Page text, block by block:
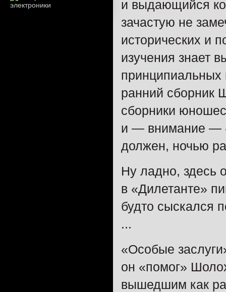
и выдающийся
зачастую не
исторических и
изучения знает
принципиальных
ранний сборник
сборники
и — ​внимание —
должен, ночью
Ну ладно, здесь
в «Дилетанте»
будто сыскался
...
«Особые
он «помог»
вышедшим как